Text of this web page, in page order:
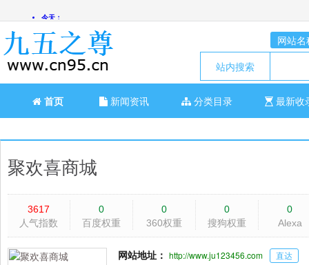
网站名
站内搜索
首页 新闻资讯 分类目录 最新收
聚欢喜商城
3617
人气指数
0
百度权重
0
360权重
0
搜狗权重
0
Alexa
网站地址： http://www.ju123456.com 直达